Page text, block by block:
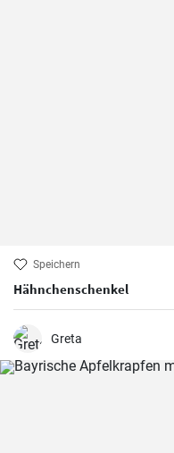
Speichern
Hähnchenschenkel
Greta